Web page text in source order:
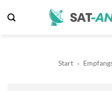
Inhalt
Start »